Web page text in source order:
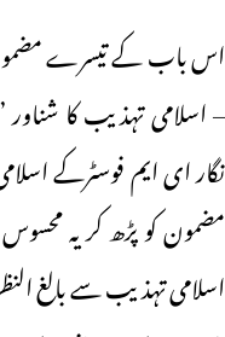
اس باب کے تیسرے مضمون
– اسلامی تہذیب کا
نگار ای ایم فوسٹرکے
مضمون کو پڑھ کر یہ
اسلامی تہذیب سے بالغ